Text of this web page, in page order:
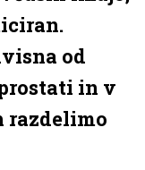
od
in v
razdelimo